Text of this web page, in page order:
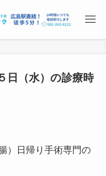
日（水）の診療時
）日帰り手術専門の